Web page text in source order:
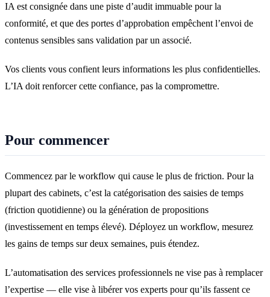
IA est consignée dans une piste d’audit immuable pour la
conformité, et que des portes d’approbation empêchent l’envoi de
contenus sensibles sans validation par un associé.
Vos clients vous confient leurs informations les plus confidentielles.
L’IA doit renforcer cette confiance, pas la compromettre.
Pour commencer
Commencez par le workflow qui cause le plus de friction. Pour la
plupart des cabinets, c’est la catégorisation des saisies de temps
(friction quotidienne) ou la génération de propositions
(investissement en temps élevé). Déployez un workflow, mesurez
les gains de temps sur deux semaines, puis étendez.
L’automatisation des services professionnels ne vise pas à remplacer
l’expertise — elle vise à libérer vos experts pour qu’ils fassent ce